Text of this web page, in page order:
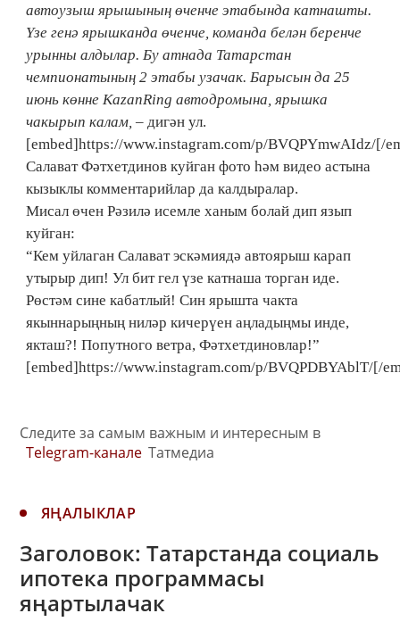
автоузыш ярышының өченче этабында катнашты.
Үзе генә ярышканда өченче, команда белән беренче
урынны алдылар. Бу атнада Татарстан
чемпионатының 2 этабы узачак. Барысын да 25
июнь көнне КаzanRing автодромына, ярышка
чакырып калам, – дигән ул.
[embed]https://www.instagram.com/p/BVQPYmwAIdz/[/
Салават Фәтхетдинов куйган фото һәм видео астына
кызыклы комментарийлар да калдыралар.
Мисал өчен Рәзилә исемле ханым болай дип язып
куйган:
“Кем уйлаган Салават эскәмиядә автоярыш карап
утырыр дип! Ул бит гел үзе катнаша торган иде.
Рөстәм сине кабатлый! Син ярышта чакта
якыннарыңның ниләр кичерүен аңладыңмы инде,
якташ?! Попутного ветра, Фәтхетдиновлар!”
[embed]https://www.instagram.com/p/BVQPDBYAblT/[/
Следите за самым важным и интересным в
Telegram-канале Татмедиа
ЯҢАЛЫКЛАР
Заголовок: Татарстанда социаль
ипотека программасы
яңартылачак